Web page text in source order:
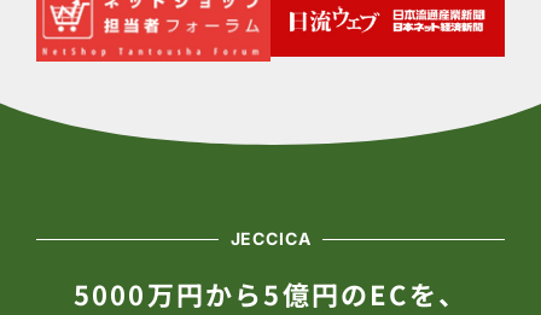
JECCICA
5000万円から5億円のECを、